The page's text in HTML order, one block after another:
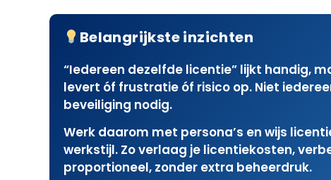
Belangrijkste inzichten
“Iedereen dezelfde licentie” lijkt handig,
levert óf frustratie óf risico op. Niet
beveiliging nodig.
Werk daarom met persona’s en wijs
werkstijl. Zo verlaag je licentiekosten,
proportioneel, zonder extra beheerdruk.